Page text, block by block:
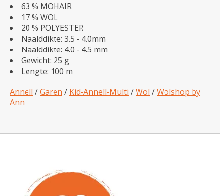
63 % MOHAIR
17 % WOL
20 % POLYESTER
Naalddikte: 3.5 - 4.0mm
Naalddikte: 4.0 - 4.5 mm
Gewicht: 25 g
Lengte: 100 m
Annell /Garen / Kid-Annell-Multi /Wol /Wolshop by
Ann